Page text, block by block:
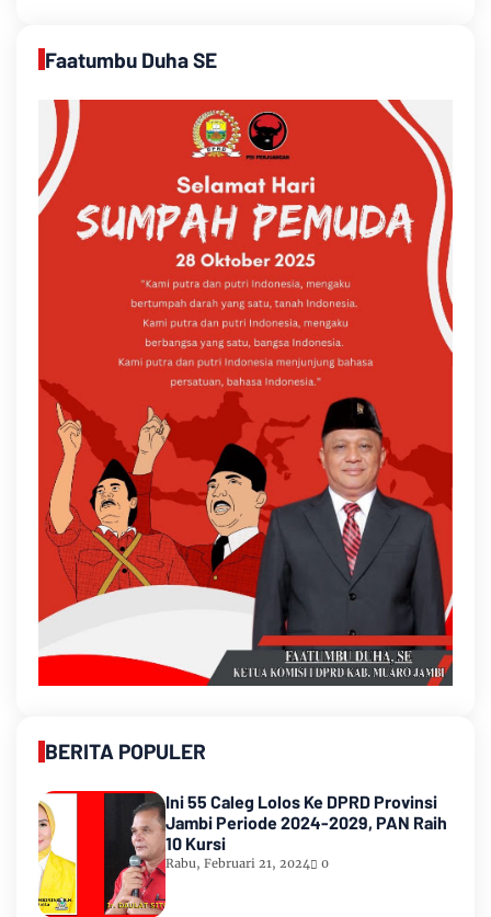
Faatumbu Duha SE
BERITA POPULER
Ini 55 Caleg Lolos Ke DPRD Provinsi
Jambi Periode 2024-2029, PAN Raih
10 Kursi
Rabu, Februari 21, 2024 0